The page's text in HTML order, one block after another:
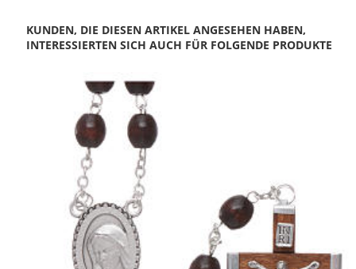
KUNDEN, DIE DIESEN ARTIKEL ANGESEHEN HABEN,
INTERESSIERTEN SICH AUCH FÜR FOLGENDE PRODUKTE